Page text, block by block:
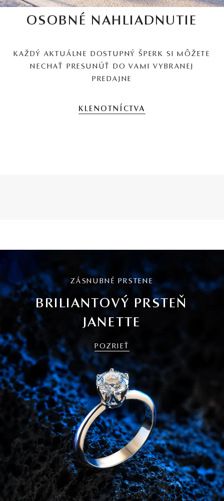
OSOBNÉ NAHLIADNUTIE
KAŽDÝ AKTUÁLNE DOSTUPNÝ ŠPERK SI MÔŽETE
NECHAŤ PRESUNÚŤ DO VAMI VYBRANEJ
PREDAJNE
KLENOTNÍCTVA
ZÁSNUBNÉ PRSTENE
BRILIANTOVÝ PRSTEŇ
JANETTE
POZRIEŤ